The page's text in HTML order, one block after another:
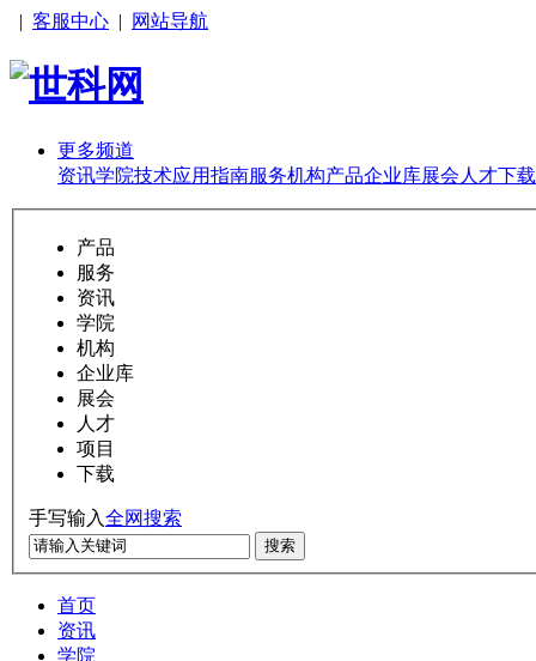
| 客服中心 | 网站导航
更多频道
资讯学院技术应用指南服务机构产品企业库展会 人才下载
产品
服务
资讯
学院
机构
企业库
展会
人才
项目
下载
手写输入全网搜索
搜索
首页
资讯
学院